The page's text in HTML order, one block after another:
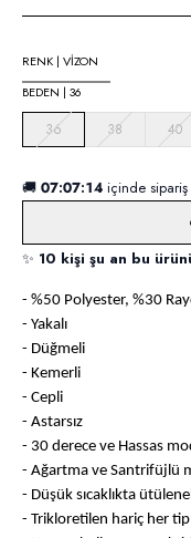
RENK | VİZON
BEDEN | 36
36 38 40
🚚 07:07:13 içinde sipariş
✨ 10 kişi şu an bu
- %50 Polyester, %30
- Yakalı
- Düğmeli
- Kemerli
- Cepli
- Astarsız
- 30 derece ve Hassas
- Ağartma ve Santrifüjlü
- Düşük sıcaklıkta
- Trikloretilen hariç her